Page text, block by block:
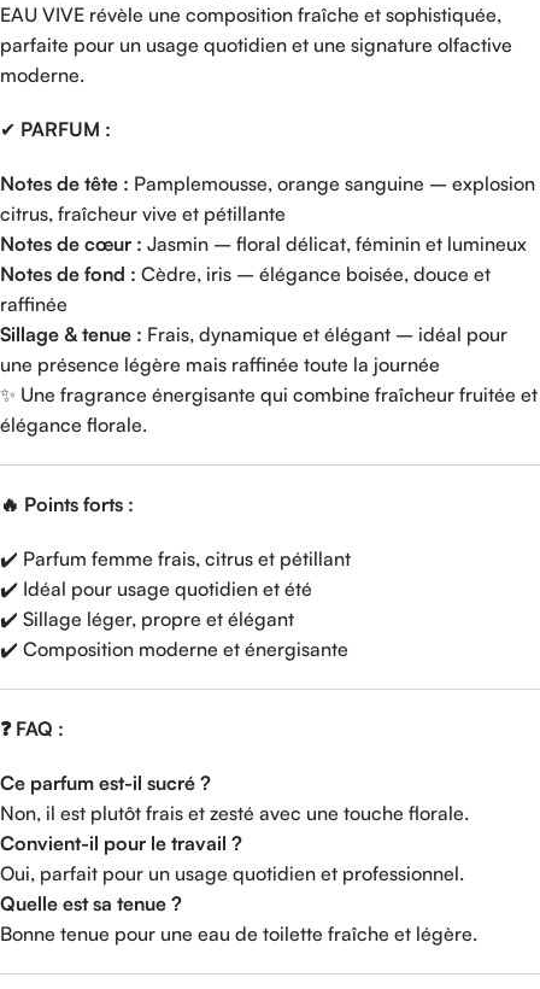
EAU VIVE révèle une composition fraîche et sophistiquée,
parfaite pour un usage quotidien et une signature olfactive
moderne.
✔ PARFUM :
Notes de tête : Pamplemousse, orange sanguine – explosion
citrus, fraîcheur vive et pétillante
Notes de cœur : Jasmin – floral délicat, féminin et lumineux
Notes de fond : Cèdre, iris – élégance boisée, douce et
raffinée
Sillage & tenue : Frais, dynamique et élégant – idéal pour
une présence légère mais raffinée toute la journée
✨ Une fragrance énergisante qui combine fraîcheur fruitée et
élégance florale.
🔥 Points forts :
✔️ Parfum femme frais, citrus et pétillant
✔️ Idéal pour usage quotidien et été
✔️ Sillage léger, propre et élégant
✔️ Composition moderne et énergisante
❓ FAQ :
Ce parfum est-il sucré ?
Non, il est plutôt frais et zesté avec une touche florale.
Convient-il pour le travail ?
Oui, parfait pour un usage quotidien et professionnel.
Quelle est sa tenue ?
Bonne tenue pour une eau de toilette fraîche et légère.